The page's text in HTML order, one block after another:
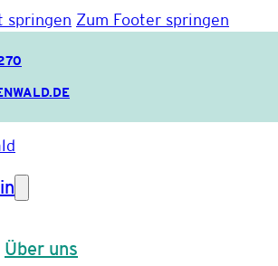
springen Zum Footer springen
Über uns